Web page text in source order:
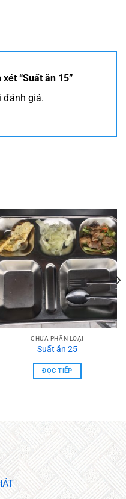
“Suất ăn 15”
đánh giá.
CHƯA PHẦN LOẠI
Suất ăn 25
ĐỌC TIẾP